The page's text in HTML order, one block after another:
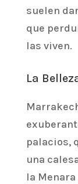
suelen
que
las viven.
La
palacios,
una
la Menara